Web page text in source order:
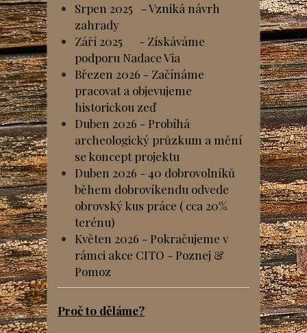
Srpen 2025 - Vzniká návrh
zahrady
Září 2025 - Získáváme
podporu Nadace Via
Březen 2026 - Začínáme
pracovat a objevujeme
historickou zeď
Duben 2026 - Probíhá
archeologický průzkum a mění
se koncept projektu
Duben 2026 - 40 dobrovolníků
během dobrovíkendu odvede
obrovský kus práce ( cca 20%
terénu)
Květen 2026 - Pokračujeme v
rámci akce CITO - Poznej &
Pomoz
Proč to děláme?